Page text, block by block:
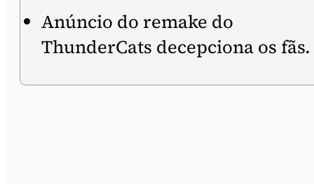
Anúncio do remake do
ThunderCats decepciona os fãs.